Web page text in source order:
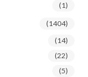
(1)
(1404)
(14)
(22)
(5)